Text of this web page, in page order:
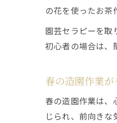
の花を使ったお茶
園芸セラピーを取
初心者の場合は、
春の造園作業
春の造園作業は、
じられ、前向きな